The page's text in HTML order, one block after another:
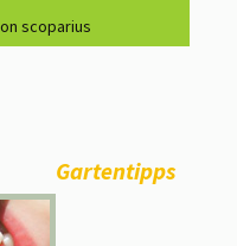
scoparius
Gartentipps